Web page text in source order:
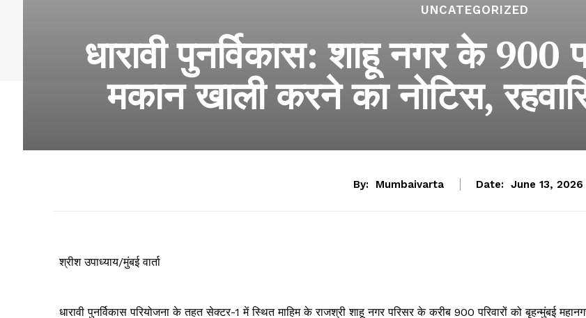
UNCATEGORIZED
धारावी पुनर्विकास: शाहू नगर के 900
मकान खाली करने का नोटिस,
By: Mumbaivarta Date: June 13, 2026
श्रीश उपाध्याय/मुंबई वार्ता
धारावी पुनर्विकास परियोजना के तहत सेक्टर-1 में स्थित माहिम के राजश्री शाहू नगर परिसर के करीब 900 परिवारों को बृहन्मुंबई